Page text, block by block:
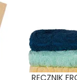
RĘCZNIK